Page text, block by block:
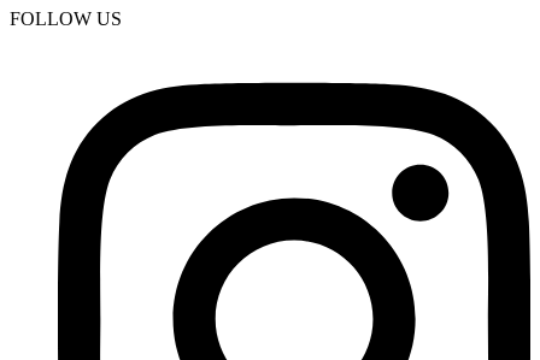
FOLLOW US